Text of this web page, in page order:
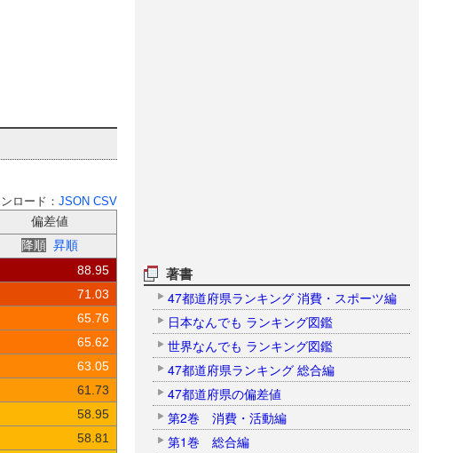
著書
47都道府県ランキング 消費・スポーツ編
日本なんでも ランキング図鑑
世界なんでも ランキング図鑑
47都道府県ランキング 総合編
47都道府県の偏差値
第2巻 消費・活動編
第1巻 総合編
ロード： JSON CSV
偏差値
降順 昇順
88.95
71.03
65.76
65.62
63.05
61.73
58.95
58.81